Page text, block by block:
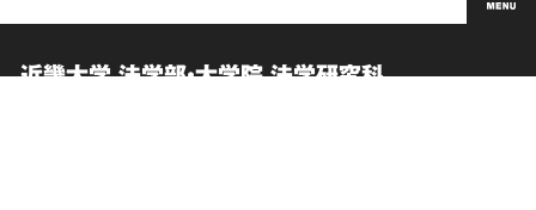
近畿大学 法学部・大学院 法学研究科